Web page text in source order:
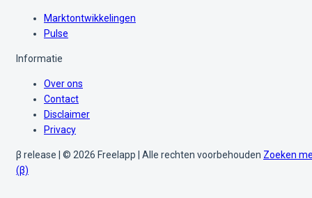
Marktontwikkelingen
Pulse
Informatie
Over ons
Contact
Disclaimer
Privacy
β release | © 2026 Freelapp | Alle rechten voorbehouden Zoeken
(β)